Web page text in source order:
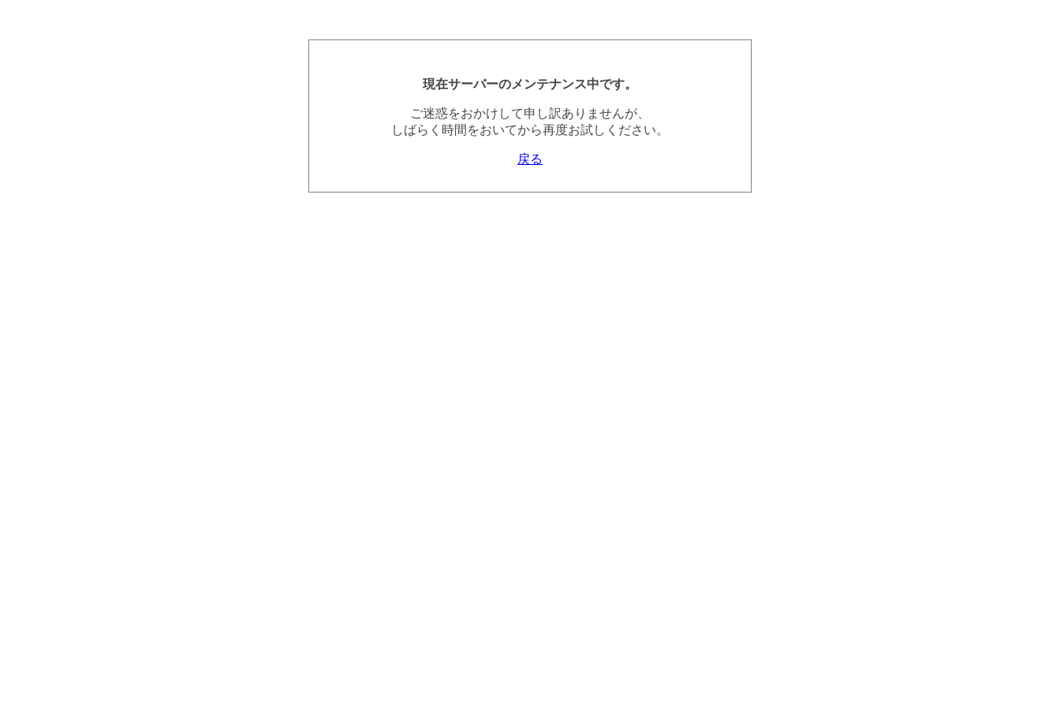
現在サーバーのメンテナンス中です。
ご迷惑をおかけして申し訳ありませんが、
しばらく時間をおいてから再度お試しください。
戻る